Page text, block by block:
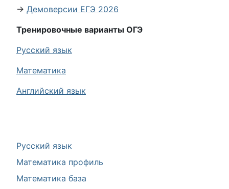
Русский язык
Математика профиль
Математика база
→ Демоверсии ЕГЭ 2026
Тренировочные варианты ОГЭ
Русский язык
Математика
Английский язык